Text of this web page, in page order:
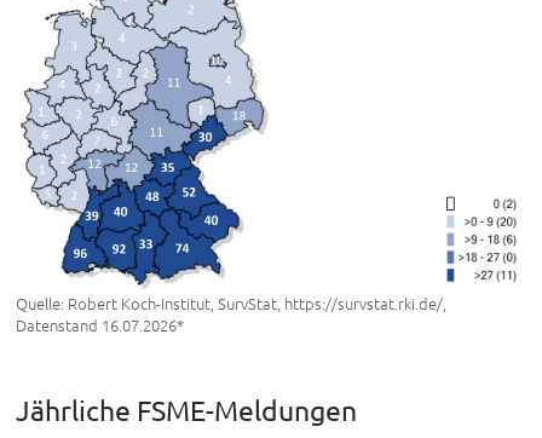
Quelle: Robert Koch-Institut, SurvStat, https://survstat.rki.de/,
Datenstand 16.07.2026*
Jährliche FSME-Meldungen